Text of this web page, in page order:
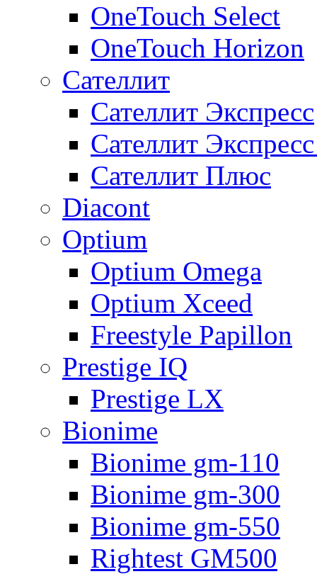
OneTouch Select
OneTouch Horizon
Сателлит
Сателлит Экспресс
Сателлит
Сателлит Плюс
Diacont
Optium
Optium Omega
Optium Xceed
Freestyle Papillon
Prestige IQ
Prestige LX
Bionime
Bionime gm-110
Bionime gm-300
Bionime gm-550
Rightest GM500